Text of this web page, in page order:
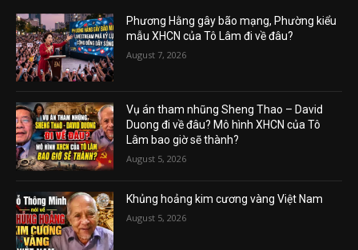
Phương Hằng gây bão mạng, Phường kiểu
mẫu XHCN của Tô Lâm đi về đâu?
August 7, 2026
Vụ án tham nhũng Sheng Thao – David
Duong đi về đâu? Mô hình XHCN của Tô
Lâm bao giờ sẽ thành?
August 5, 2026
Khủng hoảng kim cương vàng Việt Nam
August 5, 2026